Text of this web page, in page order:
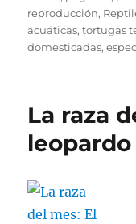
reproducción,
acuáticas,tortugas
domesticadas,
La raza
leopardo